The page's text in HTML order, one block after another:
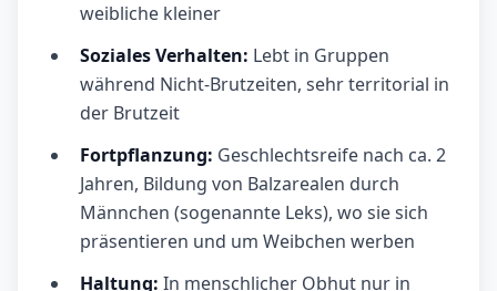
weibliche kleiner
Soziales Verhalten: Lebt in Gruppen
während Nicht-Brutzeiten, sehr territorial in
der Brutzeit
Fortpflanzung: Geschlechtsreife nach ca. 2
Jahren, Bildung von Balzarealen durch
Männchen (sogenannte Leks), wo sie sich
präsentieren und um Weibchen werben
Haltung: In menschlicher Obhut nur in